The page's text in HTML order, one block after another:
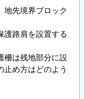
地先境界ブロック
護路肩を設置する
柵は残地部分に設
止め方はどのよう